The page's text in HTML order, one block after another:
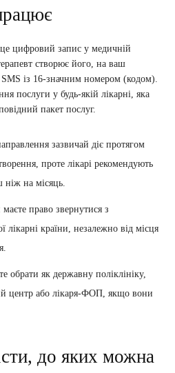
цифровий запис у медичній
створює його, на ваш
із 16-значним номером (кодом).
послуги у будь-якій лікарні, яка
пакет послуг.
зазвичай діє протягом
проте лікарі рекомендують
ніж на місяць.
право звернутися з
лікарні країни, незалежно від місця
обрати як державну поліклініку,
центр або лікаря-ФОП, якщо вони
до яких можна